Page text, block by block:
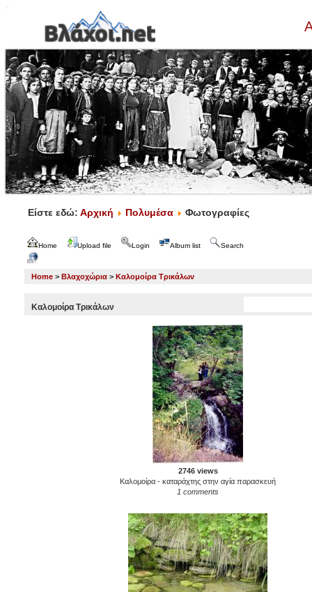
Είστε εδώ: Αρχική Πολυμέσα Φωτογραφίες
Home Upload file Login Album list Search
Home > Βλαχοχώρια > Καλομοίρα Τρικάλων
Καλομοίρα Τρικάλων
2746 views
Καλομοίρα - καταράχτης στην αγία παρασκευή
1 comments